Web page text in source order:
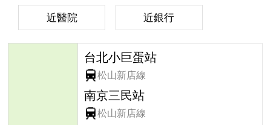
近醫院 近銀行
台北小巨蛋站
松山新店線
南京三民站
松山新店線